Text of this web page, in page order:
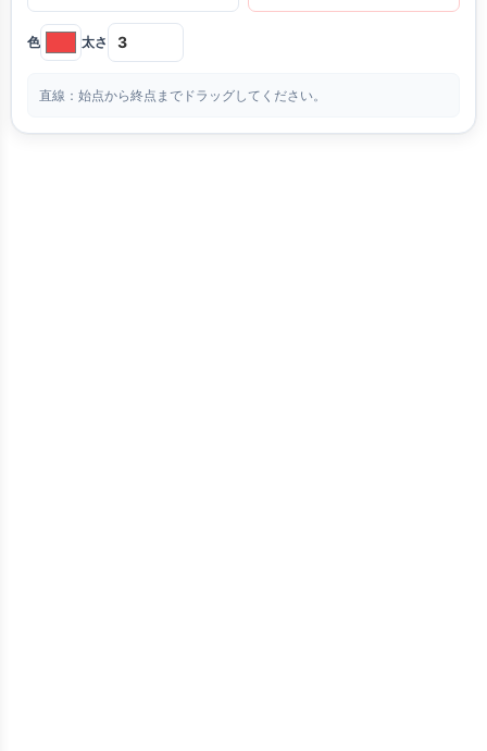
色 太さ
直線：始点から終点までドラッグしてください。